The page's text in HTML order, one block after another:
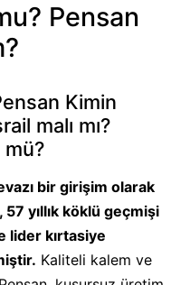
Pensan
Kimin
malı mı?
bir girişim olarak
yıllık köklü geçmişi
lider kırtasiye
Kaliteli kalem ve